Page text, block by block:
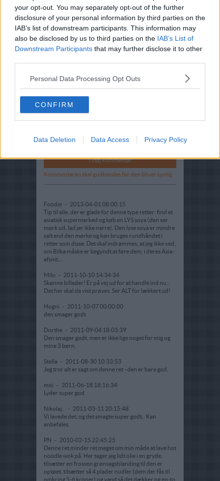
your opt-out. You may separately opt-out of the further
disclosure of your personal information by third parties on the
IAB’s list of downstream participants. This information may
also be disclosed by us to third parties on the IAB’s List of
Downstream Participants that may further disclose it to other
Personal Data Processing Opt Outs
CONFIRM
Data Deletion Data Access Privacy Policy
Kommentaren skal godkendes før den bliver synlig
Foodie - 2013-04-01 08:00:15
Tip til alle, der er glade for denne type retter: find et
asiatisk supermarked og køb en LYS soya (den ser
mørk ud, lad jer ikke narre). Den lyse soya er mindre
salt end den mørke og kan bruges rundhåndet i
retter som disse. Det skal indrømmes, at jeg ikke ved,
om Bilka måske er begyndt at føre dem, i deres Asia-
afsnit...
Milo - 2011-10-10 14:34:34
Skønne billeder! Er på vej ud for at handle ind nu..
Det her skal da vist prøves. Ser ALT for lækkert ud!
Hogni - 2011-10-07 00:00:00
den smager godt
Dorthe - 2011-09-04 18:03:39
Den smager godt, men er ikke lige noget for mig og
mine 3 børn.
Stella - 2011-08-30 10:33:53
Jeg tror alt er sagt om denne ret - den er bare god.
moi - 2011-06-18 18:16:34
Lyder super god.
Nikolaj.. - 2011-03-11 20:15:48
Vi lavede det, og det smagte super godt.. Kan
anbefales.
PN - 2010-02-15 22:45:25
Denne ret minder ret meget om min måde at lave hot
noodle wok på. Her tager jeg lidt olie i en gryde,
tilsætter en frossen grønsagsblanding til den er
optøet, tilsætter så 4 plader nudler (dem der fås til
omkring 5-6 kroner) og vand så det dækker og en-to